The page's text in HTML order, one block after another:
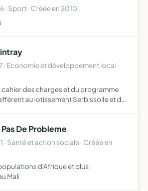
Sport · Créée en 2010
· Economie et développement local ·
cahier des charges et du programme
au lotissement Serbissolle et de
De Probleme
· Santé et action sociale · Créée en
d'Afrique et plus
Mali